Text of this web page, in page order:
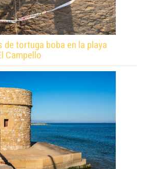
de tortuga boba en la playa
Campello